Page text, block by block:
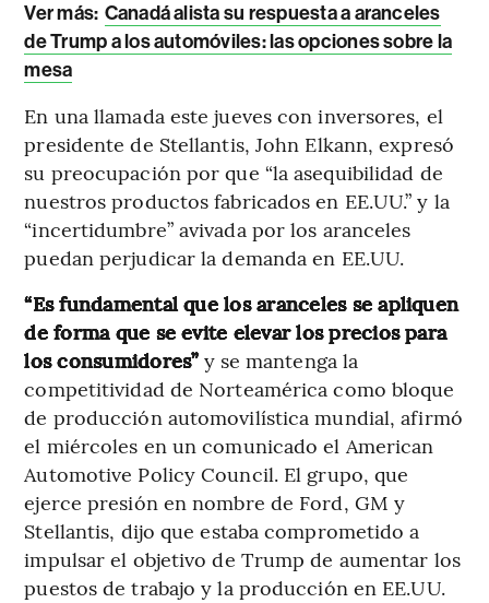
Ver más: Canadá alista su respuesta a aranceles
de Trump a los automóviles: las opciones sobre la
mesa
En una llamada este jueves con inversores, el
presidente de Stellantis, John Elkann, expresó
su preocupación por que “la asequibilidad de
nuestros productos fabricados en EE.UU.” y la
“incertidumbre” avivada por los aranceles
puedan perjudicar la demanda en EE.UU.
“Es fundamental que los aranceles se apliquen
de forma que se evite elevar los precios para
los consumidores”y se mantenga la
competitividad de Norteamérica como bloque
de producción automovilística mundial, afirmó
el miércoles en un comunicado el American
Automotive Policy Council. El grupo, que
ejerce presión en nombre de Ford, GM y
Stellantis, dijo que estaba comprometido a
impulsar el objetivo de Trump de aumentar los
puestos de trabajo y la producción en EE.UU.